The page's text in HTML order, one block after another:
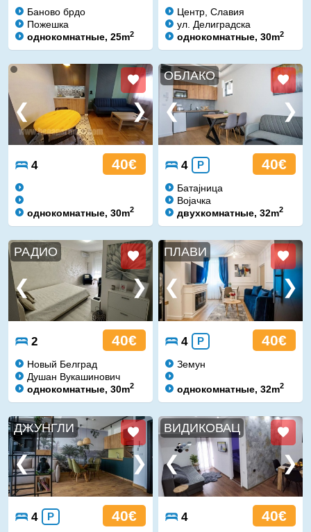
Баново брдо
Пожешка
однокомнатные, 25m2
Центр, Славия
ул. Делиградска
однокомнатные, 30m2
4 40€
однокомнатные, 30m2
ОБЛАКО
4 P 40€
Батајница
Војачка
двухкомнатные, 32m2
РАДИО
2 40€
Новый Белград
Душан Вукашинович
однокомнатные, 30m2
ПЛАВИ
4 P 40€
Земун
однокомнатные, 32m2
ДЖУНГЛИ
4 P 40€
ВИДИКОВАЦ
4 40€